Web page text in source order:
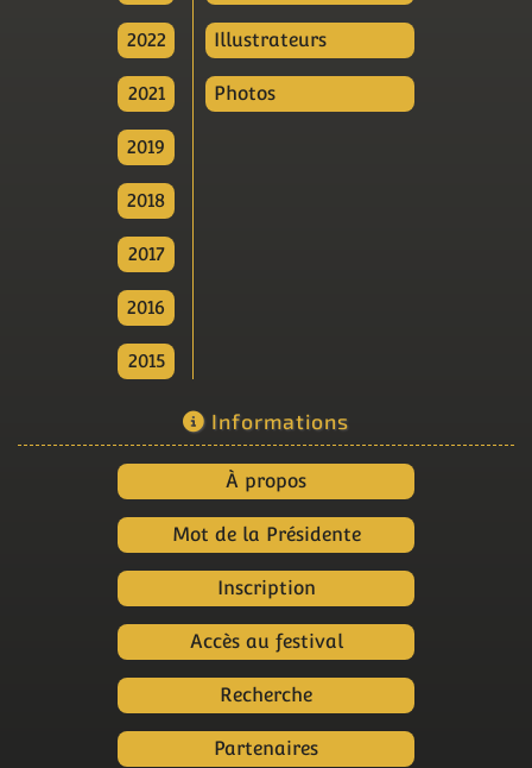
2022
2021
2019
2018
2017
2016
2015
Illustrateurs
Photos
Informations
À propos
Mot de la Présidente
Inscription
Accès au festival
Recherche
Partenaires